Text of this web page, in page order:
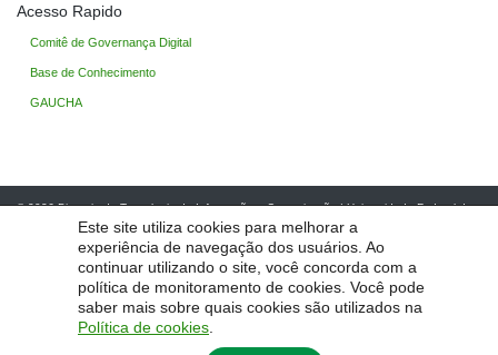
Este site utiliza cookies para melhorar a
experiência de navegação dos usuários. Ao
continuar utilizando o site, você concorda com a
política de monitoramento de cookies. Você pode
saber mais sobre quais cookies são utilizados na
Política de cookies
Post
Acesso Rapido
Comitê de Governança Digital
Base de Conhecimento
GAUCHA
© 2026Diretoria de Tecnologia da Informação e Comunicação |Universidade Federal do
Pampa - Unipampa